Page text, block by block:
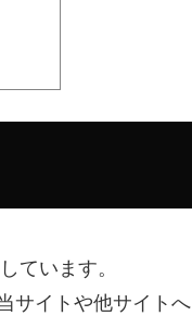
ています。
サイトや他サイトへ